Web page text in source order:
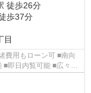
徒歩26分
歩37分
目
費用もローン可 ■南向